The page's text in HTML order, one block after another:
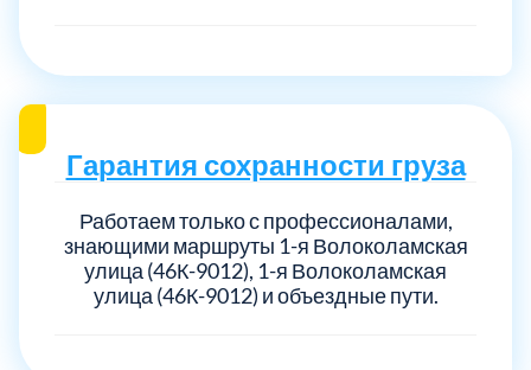
Гарантия сохранности груза
Работаем только с профессионалами,
знающими маршруты 1-я Волоколамская
улица (46К-9012), 1-я Волоколамская
улица (46К-9012) и объездные пути.